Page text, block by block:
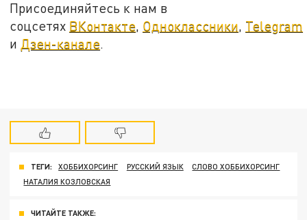
Присоединяйтесь к нам в
соцсетях ВКонтакте, Одноклассники, Telegram
и Дзен-канале.
ТЕГИ: ХОББИХОРСИНГ РУССКИЙ ЯЗЫК
СЛОВО ХОББИХОРСИНГ
НАТАЛИЯ КОЗЛОВСКАЯ
ЧИТАЙТЕ ТАКЖЕ: